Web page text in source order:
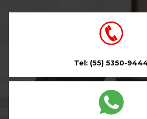
Tel: (55) 5350-